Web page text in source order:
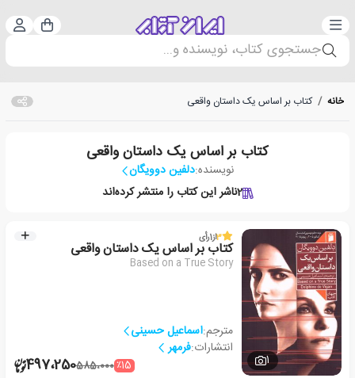
دسته‌بندی سبد
جستجوی کتاب، نویسنده و...
خانه / کتاب بر اساس یک داستان واقعی
کتاب بر اساس یک داستان واقعی
نویسنده:دلفین دوویگان
2ناشر این کتاب را منتشر کرده‌اند
1
3از1رأی
کتاب بر اساس یک داستان واقعی
Based on a True Story
مترجم:اسماعیل حسینی
انتشارات:فرمهر
٪15585،000497،250